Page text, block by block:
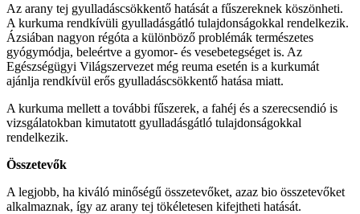
Az arany tej gyulladáscsökkentő hatását a fűszereknek köszönheti.
A kurkuma rendkívüli gyulladásgátló tulajdonságokkal rendelkezik.
Ázsiában nagyon régóta a különböző problémák természetes
gyógymódja, beleértve a gyomor- és vesebetegséget is. Az
Egészségügyi Világszervezet még reuma esetén is a kurkumát
ajánlja rendkívül erős gyulladáscsökkentő hatása miatt.
A kurkuma mellett a további fűszerek, a fahéj és a szerecsendió is
vizsgálatokban kimutatott gyulladásgátló tulajdonságokkal
rendelkezik.
Összetevők
A legjobb, ha kiváló minőségű összetevőket, azaz bio összetevőket
alkalmaznak, így az arany tej tökéletesen kifejtheti hatását.